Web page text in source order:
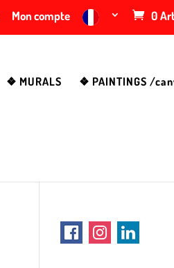
Mon compte 0
❖ MURALS ❖ PAINTINGS /